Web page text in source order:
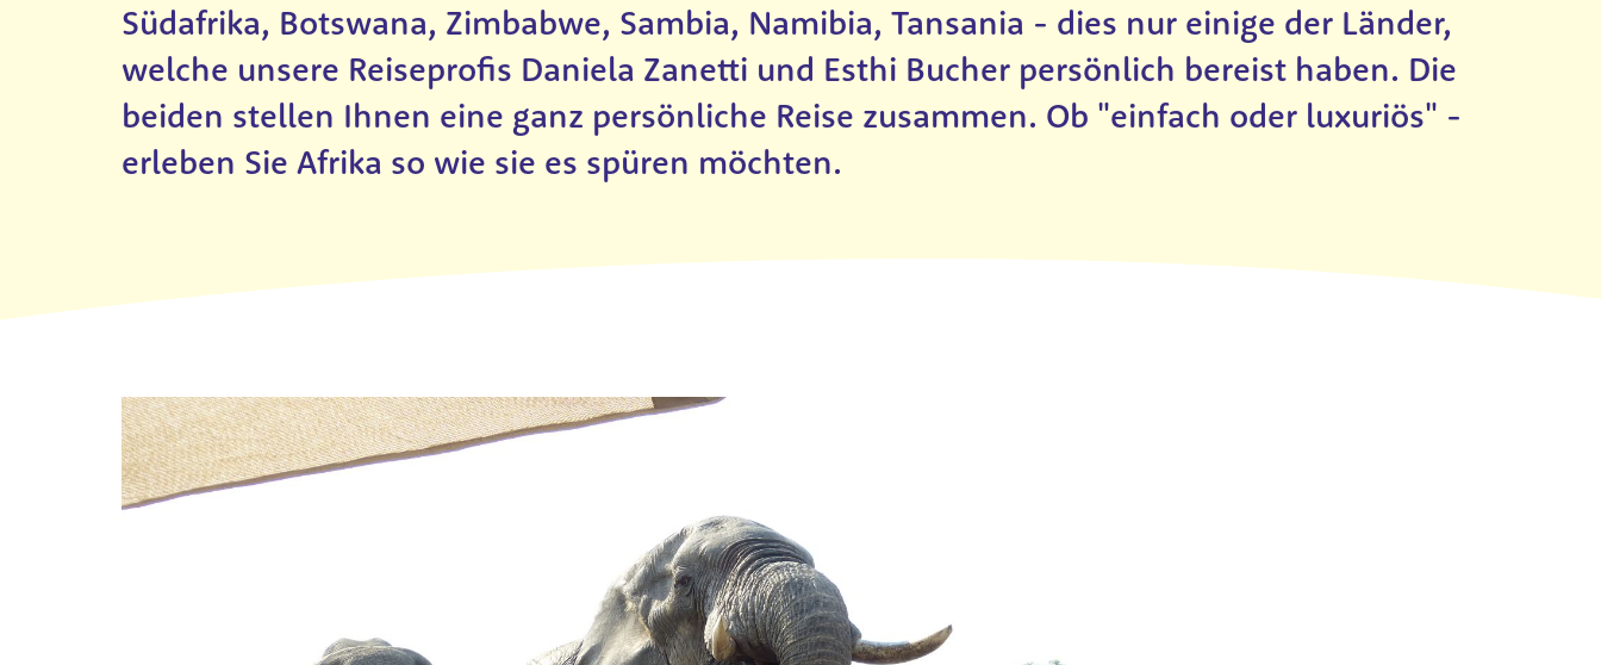
Südafrika, Botswana, Zimbabwe, Sambia, Namibia, Tansania - dies nur einige der Länder,
welche unsere Reiseprofis Daniela Zanetti und Esthi Bucher persönlich bereist haben. Die
beiden stellen Ihnen eine ganz persönliche Reise zusammen. Ob "einfach oder luxuriös" -
erleben Sie Afrika so wie sie es spüren möchten.